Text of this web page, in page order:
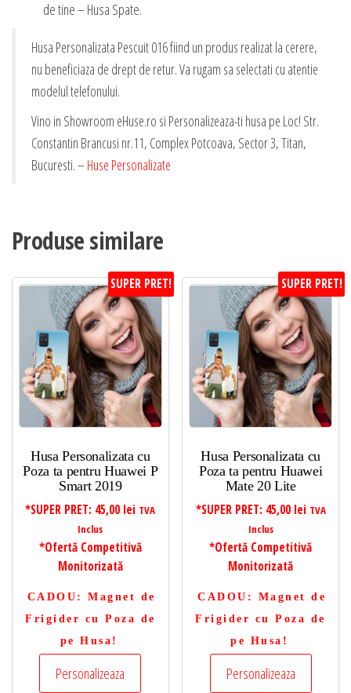
de tine – Husa Spate.
Husa Personalizata Pescuit 016 fiind un produs realizat la cerere,
nu beneficiaza de drept de retur. Va rugam sa selectati cu atentie
modelul telefonului.
Vino in Showroom eHuse.ro si Personalizeaza-ti husa pe Loc! Str.
Constantin Brancusi nr.11, Complex Potcoava, Sector 3, Titan,
Bucuresti. – Huse Personalizate
Produse similare
SUPER PRET!
Husa Personalizata cu
Poza ta pentru Huawei P
Smart 2019
*SUPER PRET: 45,00 lei TVA
Inclus
*Ofertă Competitivă
Monitorizată
CADOU : Magnet de
Frigider cu Poza de
pe Husa!
Personalizeaza
SUPER PRET!
Husa Personalizata cu
Poza ta pentru Huawei
Mate 20 Lite
*SUPER PRET: 45,00 lei TVA
Inclus
*Ofertă Competitivă
Monitorizată
CADOU : Magnet de
Frigider cu Poza de
pe Husa!
Personalizeaza